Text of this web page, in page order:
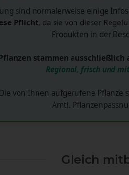
sind normalerweise einige
Pflicht, da sie von dieser
Produkten in der
stammen
Regional, frisch und
Die von Ihnen aufgerufene Pflanze
Amtl.
Gleich